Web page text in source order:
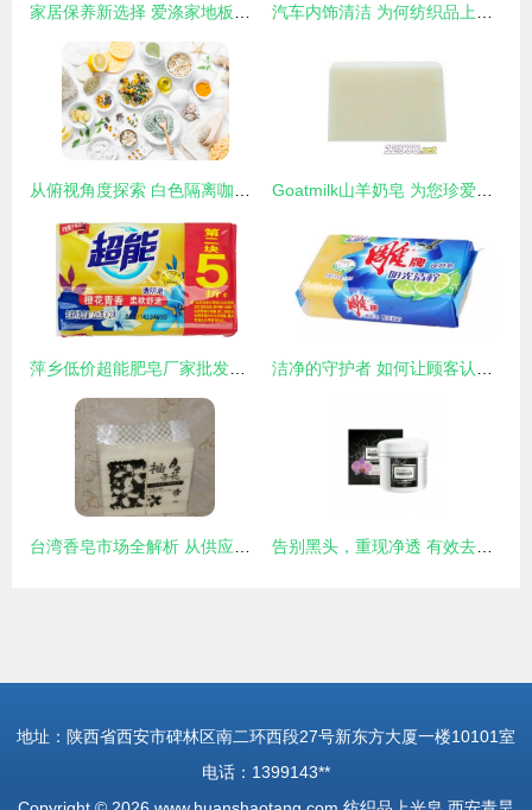
地址：陕西省西安市碑林区南二环西段27号新东方大厦一楼10101室
电话：1399143**